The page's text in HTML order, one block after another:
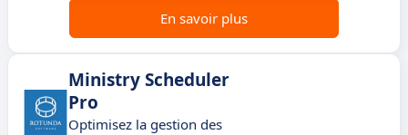
En savoir plus
Ministry Scheduler
Pro
Optimisez la gestion des